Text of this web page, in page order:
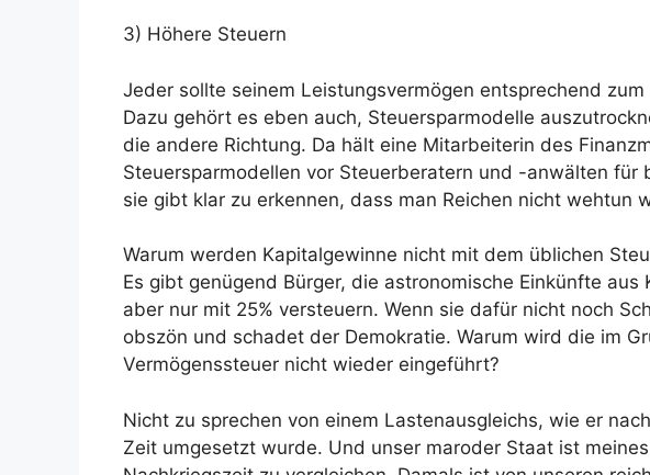
3) Höhere Steuern
Jeder sollte seinem Leistungsvermögen entsprechend
Dazu gehört es eben auch, Steuersparmodelle
die andere Richtung. Da hält eine Mitarbeiterin des
Steuersparmodellen vor Steuerberatern und -anwälten für
sie gibt klar zu erkennen, dass man Reichen nicht wehtun
Warum werden Kapitalgewinne nicht mit dem üblichen
Es gibt genügend Bürger, die astronomische Einkünfte
aber nur mit 25% versteuern. Wenn sie dafür nicht noch
obszön und schadet der Demokratie. Warum wird die im
Vermögenssteuer nicht wieder eingeführt?
Nicht zu sprechen von einem Lastenausgleichs, wie er
Zeit umgesetzt wurde. Und unser maroder Staat ist